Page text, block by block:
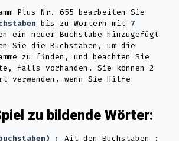
Plus Nr. 655 bearbeiten Sie
bis zu Wörtern mit 7
ein neuer Buchstabe hinzugefügt
Sie die Buchstaben, um die
zu finden, und beachten Sie
falls vorhanden. Sie können 2
verwenden, wenn Sie Hilfe
zu bildende Wörter:
:
Ait den Buchstaben :